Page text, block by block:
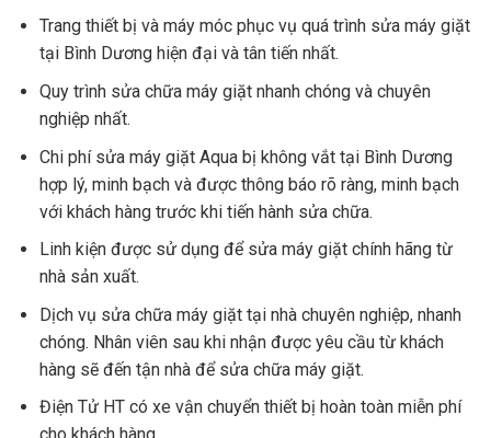
Trang thiết bị và máy móc phục vụ quá trình sửa máy giặt
tại Bình Dương hiện đại và tân tiến nhất.
Quy trình sửa chữa máy giặt nhanh chóng và chuyên
nghiệp nhất.
Chi phí sửa máy giặt Aqua bị không vắt tại Bình Dương
hợp lý, minh bạch và được thông báo rõ ràng, minh bạch
với khách hàng trước khi tiến hành sửa chữa.
Linh kiện được sử dụng để sửa máy giặt chính hãng từ
nhà sản xuất.
Dịch vụ sửa chữa máy giặt tại nhà chuyên nghiệp, nhanh
chóng. Nhân viên sau khi nhận được yêu cầu từ khách
hàng sẽ đến tận nhà để sửa chữa máy giặt.
Điện Tử HT có xe vận chuyển thiết bị hoàn toàn miễn phí